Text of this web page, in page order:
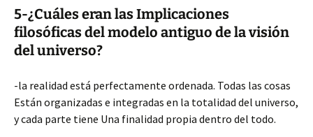
5-¿Cuáles eran las Implicaciones
filosóficas del modelo antiguo de la visión
del universo?
-la realidad está perfectamente ordenada. Todas las cosas
Están organizadas e integradas en la totalidad del universo,
y cada parte tiene Una finalidad propia dentro del todo.